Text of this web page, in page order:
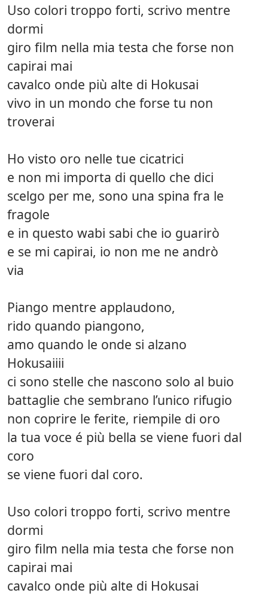
Uso colori troppo forti, scrivo mentre
dormi
giro film nella mia testa che forse non
capirai mai
cavalco onde più alte di Hokusai
vivo in un mondo che forse tu non
troverai
Ho visto oro nelle tue cicatrici
e non mi importa di quello che dici
scelgo per me, sono una spina fra le
fragole
e in questo wabi sabi che io guarirò
e se mi capirai, io non me ne andrò
via
Piango mentre applaudono,
rido quando piangono,
amo quando le onde si alzano
Hokusaiiii
ci sono stelle che nascono solo al buio
battaglie che sembrano l’unico rifugio
non coprire le ferite, riempile di oro
la tua voce é più bella se viene fuori dal
coro
se viene fuori dal coro.
Uso colori troppo forti, scrivo mentre
dormi
giro film nella mia testa che forse non
capirai mai
cavalco onde più alte di Hokusai